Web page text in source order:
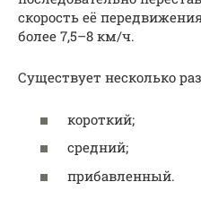
скорость её
более 7,5–8 км/ч.
Существует несколько
короткий;
средний;
прибавленный.